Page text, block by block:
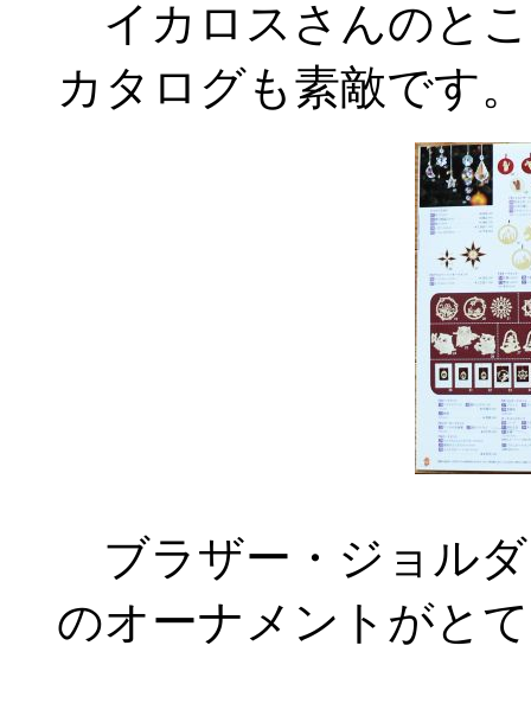
イカロスさんのと
カタログも素敵です。
ブラザー・ジョル
のオーナメントがと